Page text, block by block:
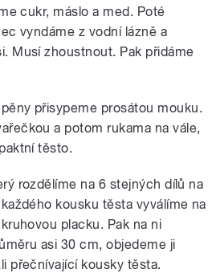
cukr, máslo a med. Poté
vyndáme z vodní lázně a
Musí zhoustnout. Pak přidáme
přisypeme prosátou mouku.
a potom rukama na vále,
těsto.
rozdělíme na 6 stejných dílů na
kousku těsta vyválíme na
placku. Pak na ni
asi 30 cm, objedeme ji
přečnívající kousky těsta.